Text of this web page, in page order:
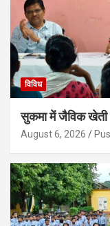
विविध
सुकमा में जैविक
August 6, 2026